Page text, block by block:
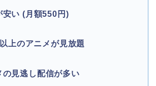
い (月額550円)
上のアニメが見放題
見逃し配信が多い